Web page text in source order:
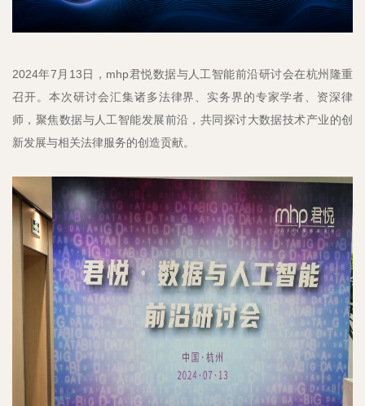
2024年7月13日，mhp君悦数据与人工智能前沿研讨会在杭州隆重
召开。本次研讨会汇集诸多法律界、实务界的专家学者、资深律
师，聚焦数据与人工智能发展前沿，共同探讨大数据技术产业的创
新发展与相关法律服务的创造贡献。